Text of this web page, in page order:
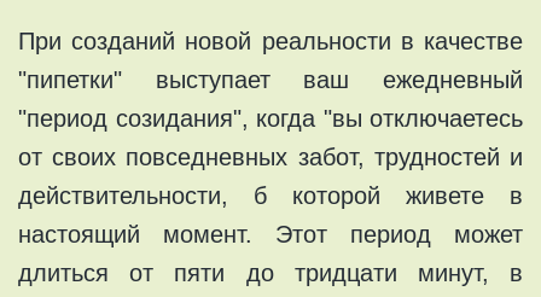
При созданий новой реальности в качестве
"пипетки" выступает ваш ежедневный
"период созидания", когда "вы отключаетесь
от своих повседневных забот, трудностей и
действительности, б которой живете в
настоящий момент. Этот период может
длиться от пяти до тридцати минут, в